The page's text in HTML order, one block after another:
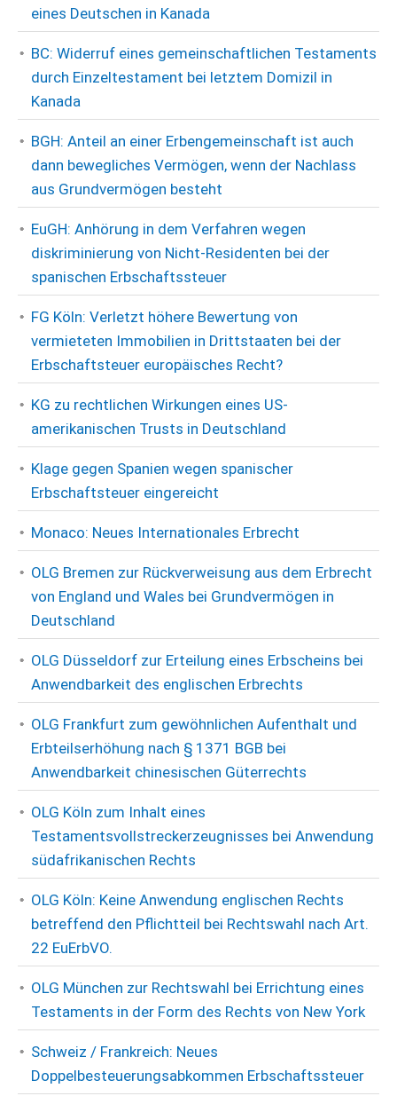
eines Deutschen in Kanada
BC: Widerruf eines gemeinschaftlichen Testaments
durch Einzeltestament bei letztem Domizil in
Kanada
BGH: Anteil an einer Erbengemeinschaft ist auch
dann bewegliches Vermögen, wenn der Nachlass
aus Grundvermögen besteht
EuGH: Anhörung in dem Verfahren wegen
diskriminierung von Nicht-Residenten bei der
spanischen Erbschaftssteuer
FG Köln: Verletzt höhere Bewertung von
vermieteten Immobilien in Drittstaaten bei der
Erbschaftsteuer europäisches Recht?
KG zu rechtlichen Wirkungen eines US-
amerikanischen Trusts in Deutschland
Klage gegen Spanien wegen spanischer
Erbschaftsteuer eingereicht
Monaco: Neues Internationales Erbrecht
OLG Bremen zur Rückverweisung aus dem Erbrecht
von England und Wales bei Grundvermögen in
Deutschland
OLG Düsseldorf zur Erteilung eines Erbscheins bei
Anwendbarkeit des englischen Erbrechts
OLG Frankfurt zum gewöhnlichen Aufenthalt und
Erbteilserhöhung nach § 1371 BGB bei
Anwendbarkeit chinesischen Güterrechts
OLG Köln zum Inhalt eines
Testamentsvollstreckerzeugnisses bei Anwendung
südafrikanischen Rechts
OLG Köln: Keine Anwendung englischen Rechts
betreffend den Pflichtteil bei Rechtswahl nach Art.
22 EuErbVO.
OLG München zur Rechtswahl bei Errichtung eines
Testaments in der Form des Rechts von New York
Schweiz / Frankreich: Neues
Doppelbesteuerungsabkommen Erbschaftssteuer